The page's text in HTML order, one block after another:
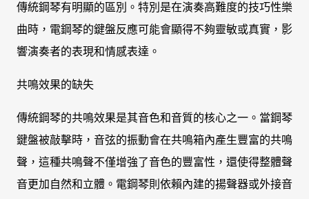
傳統鋼琴有明顯的區別。特別是在演奏高難度的技巧性樂
曲時，電鋼琴的鍵盤反應可能會顯得不夠靈敏或真實，影
響演奏者的表現和情感表達。
共鳴效果的缺失
傳統鋼琴的共鳴效果是其音色和音質的核心之一。當鋼琴
鍵盤被敲擊時，音弦的振動會在共鳴箱內產生豐富的共鳴
聲，這種共鳴聲不僅增強了音色的豐富性，還使得整體聲
音更加自然和立體。電鋼琴則依賴內建的揚聲器或外接音